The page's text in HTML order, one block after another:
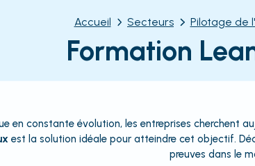
Accueil Secteurs Pilotage de
Formation
en constante évolution, les entreprises cherchent
est la solution idéale pour atteindre cet objectif.
preuves dans le